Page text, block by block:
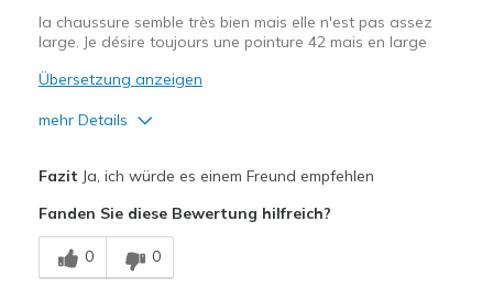
Hiking/long walks
Travel
Width
View On Shoes
I'm Into Shoes
la chaussure semble très bien mais elle n'est pas assez
large. Je désire toujours une pointure 42 mais en large
Übersetzung anzeigen
mehr Details
Nachteile
Entrée et sortie difficiles
Fazit Ja, ich würde es einem Freund empfehlen
Fanden Sie diese Bewertung hilfreich?
0 0